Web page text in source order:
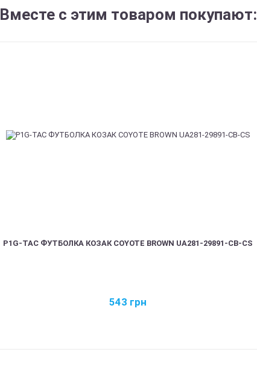
Вместе с этим товаром покупают:
P1G-TAC ФУТБОЛКА КОЗАК COYOTE BROWN UA281-29891-CB-CS
543 грн